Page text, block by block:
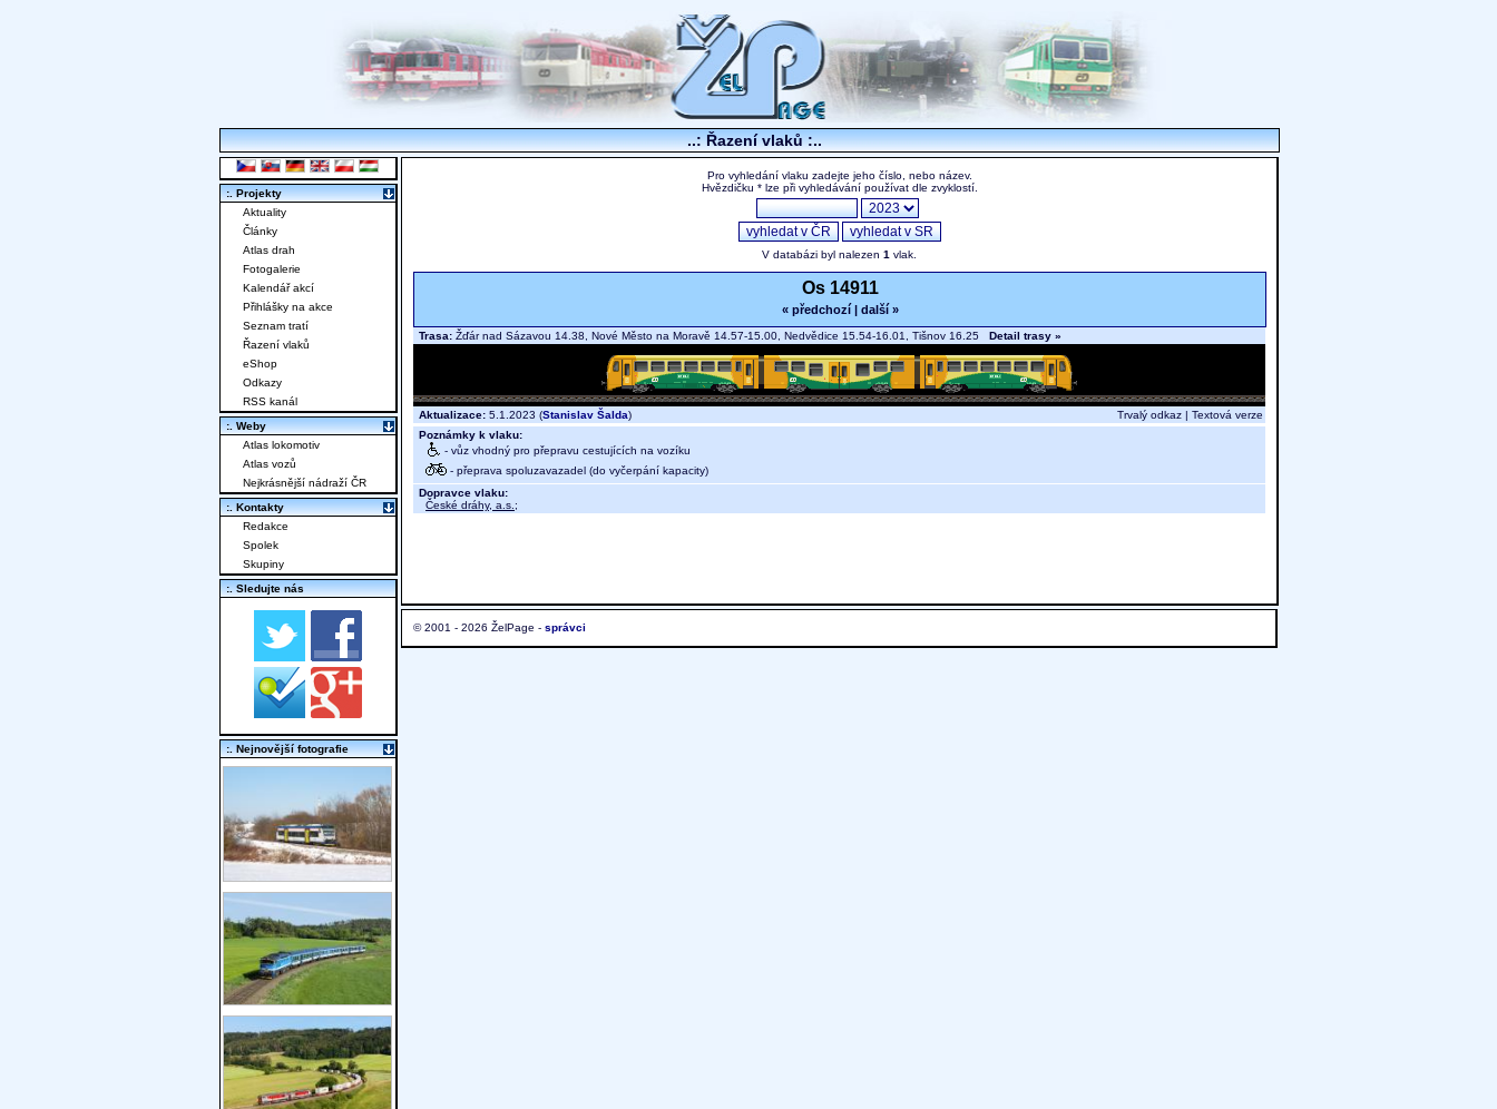
..: Řazení vlaků :..
Pro vyhledání vlaku zadejte jeho číslo, nebo název.
Hvězdičku * lze při vyhledávání používat dle zvyklostí.
V databázi byl nalezen 1 vlak.
Os 14911
« předchozí| další »
Trasa: Žďár nad Sázavou 14.38, Nové Město na Moravě 14.57-15.00, Nedvědice 15.54-16.01, Tišnov 16.25 Detail trasy »
Aktualizace: 5.1.2023 (Stanislav Šalda) Trvalý odkaz | Textová verze
Poznámky k vlaku:
- vůz vhodný pro přepravu cestujících na vozíku
- přeprava spoluzavazadel (do vyčerpání kapacity)
Dopravce vlaku:
České dráhy, a.s. ;
© 2001 - 2026 ŽelPage - správci
:. Projekty
Aktuality
Články
Atlas drah
Fotogalerie
Kalendář akcí
Přihlášky na akce
Seznam tratí
Řazení vlaků
eShop
Odkazy
RSS kanál
:. Weby
Atlas lokomotiv
Atlas vozů
Nejkrásnější nádraží ČR
:. Kontakty
Redakce
Spolek
Skupiny
:. Sledujte nás
:. Nejnovější fotografie